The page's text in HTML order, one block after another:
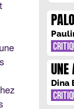
film
“JE
LE
Dina